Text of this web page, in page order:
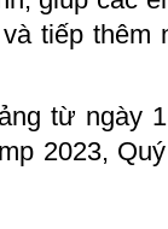
tiếp thêm
từ ngày
2023,